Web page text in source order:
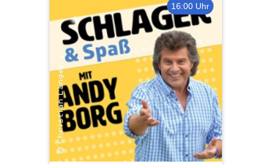
16:00 Uhr